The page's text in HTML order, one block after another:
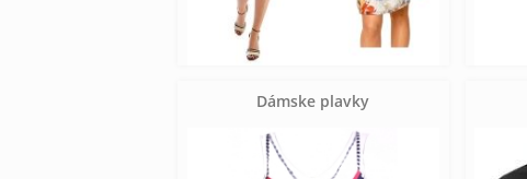
Dámske plavky